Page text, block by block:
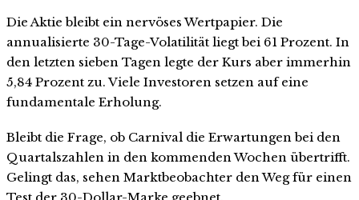
Die Aktie bleibt ein nervöses Wertpapier. Die
annualisierte 30-Tage-Volatilität liegt bei 61 Prozent. In
den letzten sieben Tagen legte der Kurs aber immerhin
5,84 Prozent zu. Viele Investoren setzen auf eine
fundamentale Erholung.
Bleibt die Frage, ob Carnival die Erwartungen bei den
Quartalszahlen in den kommenden Wochen übertrifft.
Gelingt das, sehen Marktbeobachter den Weg für einen